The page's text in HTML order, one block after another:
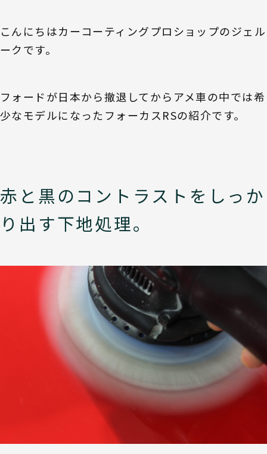
こんにちはカーコーティングプロショップのジェル
ークです。
フォードが日本から撤退してからアメ車の中では希
少なモデルになったフォーカスRSの紹介です。
赤と黒のコントラストをしっか
り出す下地処理。